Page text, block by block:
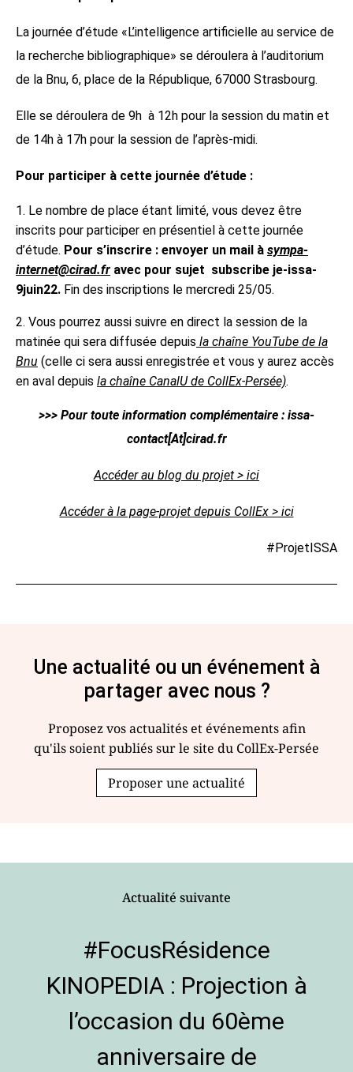
La journée d’étude «L’intelligence artificielle au service de
la recherche bibliographique» se déroulera à l’auditorium
de la Bnu, 6, place de la République, 67000 Strasbourg.
Elle se déroulera de 9h à 12h pour la session du matin et
de 14h à 17h pour la session de l’après-midi.
Pour participer à cette journée d’étude :
1. Le nombre de place étant limité, vous devez être
inscrits pour participer en présentiel à cette journée
d’étude. Pour s’inscrire : envoyer un mail à sympa-
internet@cirad.fr avec pour sujet subscribe je-issa-
9juin22. Fin des inscriptions le mercredi 25/05.
2. Vous pourrez aussi suivre en direct la session de la
matinée qui sera diffusée depuis la chaîne YouTube de la
Bnu (celle ci sera aussi enregistrée et vous y aurez accès
en aval depuis la chaîne CanalU de CollEx-Persée).
>>> Pour toute information complémentaire : issa-
contact[At]cirad.fr
Accéder au blog du projet > ici
Accéder à la page-projet depuis CollEx > ici
#ProjetISSA
Une actualité ou un événement à
partager avec nous ?
Proposez vos actualités et événements afin
qu'ils soient publiés sur le site du CollEx-Persée
Proposer une actualité
Actualité suivante
#FocusRésidence
KINOPEDIA : Projection à
l’occasion du 60ème
anniversaire de